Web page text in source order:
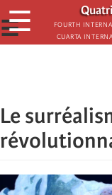
Skip
to
main
Fourth
Cuarta
☰
☰
Le